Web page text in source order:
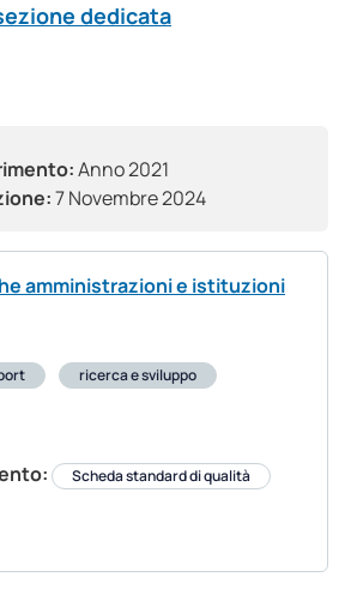
Anno 2021
7 Novembre 2024
amministrazioni e istituzioni
ricerca e sviluppo
Scheda standard di qualità
dedicata